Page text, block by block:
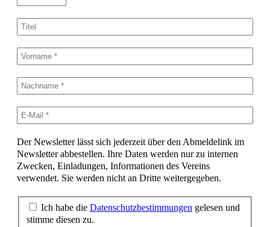
Der Newsletter lässt sich jederzeit über den Abmeldelink im
Newsletter abbestellen. Ihre Daten werden nur zu internen
Zwecken, Einladungen, Informationen des Vereins
verwendet. Sie werden nicht an Dritte weitergegeben.
Ich habe die Datenschutzbestimmungen gelesen und
stimme diesen zu.